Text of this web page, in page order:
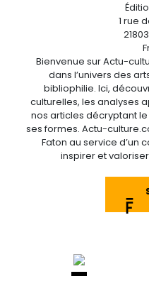
1 rue
Bienvenue sur Actu-
dans l’univers des
bibliophilie. Ici,
culturelles, les analyses
nos articles décryptant
ses formes. Actu-
Faton au service d’un
inspirer et